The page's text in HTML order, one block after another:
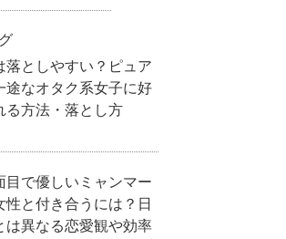
落としやすい？ピュア
途なオタク系女子に好
る方法・落とし方
目で優しいミャンマー
性と付き合うには？日
は異なる恋愛観や効率